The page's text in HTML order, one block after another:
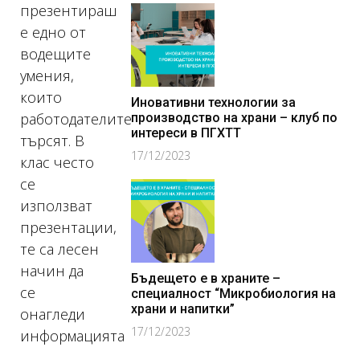
презентираш
е едно от
водещите
умения,
които
работодателите
търсят. В
клас често
се
използват
презентации,
те са лесен
начин да
се
онагледи
информацията
Иновативни технологии за
производство на храни – клуб по
интереси в ПГХТТ
17/12/2023
Бъдещето е в храните –
специалност “Микробиология на
храни и напитки”
17/12/2023